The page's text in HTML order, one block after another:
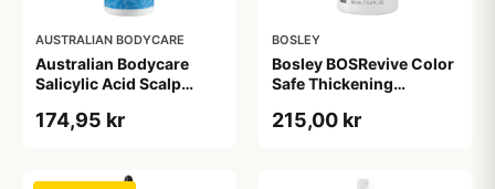
AUSTRALIAN BODYCARE
Australian Bodycare
Salicylic Acid Scalp
174,95 kr
BOSLEY
Bosley BOSRevive Color
Safe Thickening
215,00 kr